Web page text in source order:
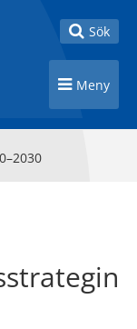
Toggle
Sök
Toggle
Meny